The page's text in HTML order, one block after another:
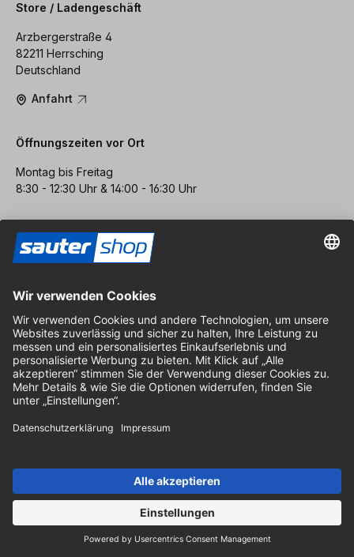
Store / Ladengeschäft
Arzbergerstraße 4
82211 Herrsching
Deutschland
Anfahrt
Öffnungszeiten vor Ort
Montag bis Freitag
8:30 - 12:30 Uhr & 14:00 - 16:30 Uhr
Hilfe
Hinweise zur Verpackung
Liefer- & Versandkosten
Zahlung & Steuer
Kontaktformular
Widerrufsrecht
FAQ-Service
Über uns